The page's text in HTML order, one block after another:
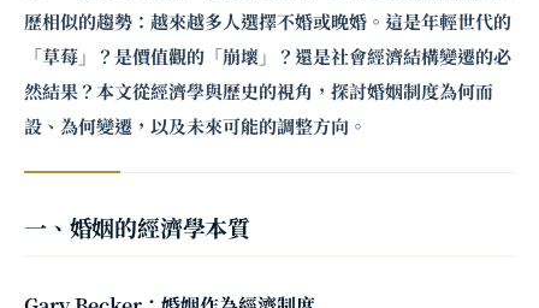
歷相似的趨勢：越來越多人選擇不婚或晚婚。這是年輕世代的
「草莓」？是價值觀的「崩壞」？還是社會經濟結構變遷的必
然結果？本文從經濟學與歷史的視角，探討婚姻制度為何而
設、為何變遷，以及未來可能的調整方向。
一、婚姻的經濟學本質